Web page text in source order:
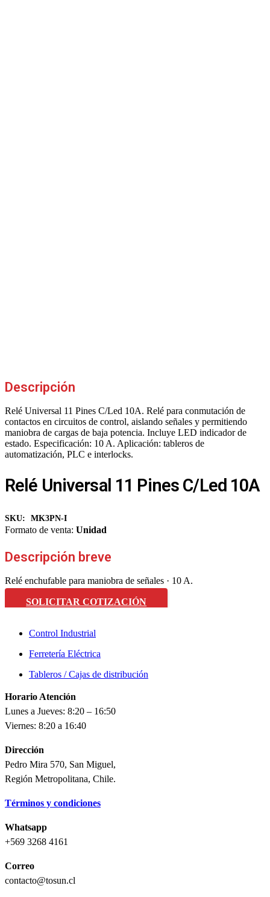
Descripción
Relé Universal 11 Pines C/Led 10A. Relé para conmutación de
contactos en circuitos de control, aislando señales y permitiendo
maniobra de cargas de baja potencia. Incluye LED indicador de
estado. Especificación: 10 A. Aplicación: tableros de
automatización, PLC e interlocks.
Relé Universal 11 Pines C/Led 10A
SKU: MK3PN-I
Formato de venta: Unidad
Descripción breve
Relé enchufable para maniobra de señales · 10 A.
SOLICITAR COTIZACIÓN
Control Industrial
Ferretería Eléctrica
Tableros / Cajas de distribución
Horario Atención
Lunes a Jueves: 8:20 – 16:50
Viernes: 8:20 a 16:40
Dirección
Pedro Mira 570, San Miguel,
Región Metropolitana, Chile.
Términos y condiciones
Whatsapp
+569 3268 4161
Correo
contacto@tosun.cl